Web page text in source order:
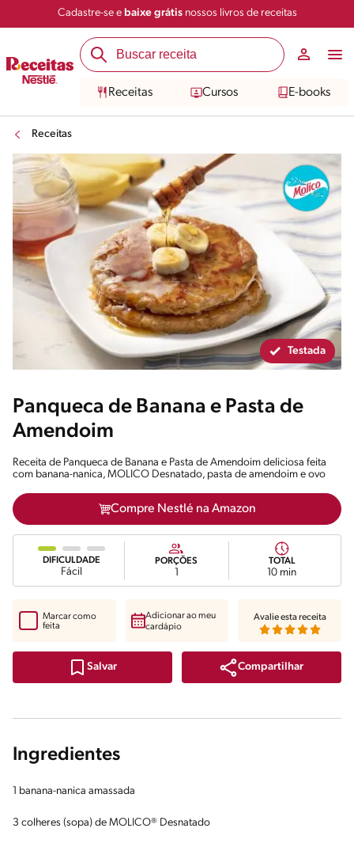
Cadastre-se e baixe grátisnossos livros de receitas
Receitas Cursos E-books
Receitas
Salvar Compartilhar
Testada
Panqueca de Banana e Pasta de
Amendoim
Receita de Panqueca de Banana e Pasta de Amendoim deliciosa feita
com banana-nanica, MOLICO Desnatado, pasta de amendoim e ovo
Compre Nestlé na Amazon
DIFICULDADE
Fácil
PORÇÕES
1
TOTAL
10 min
Salvar Compartilhar
Marcar como
feita
Adicionar ao meu
cardápio
Avalie esta receita
Ingredientes
1 banana-nanica amassada
3 colheres (sopa) de MOLICO® Desnatado